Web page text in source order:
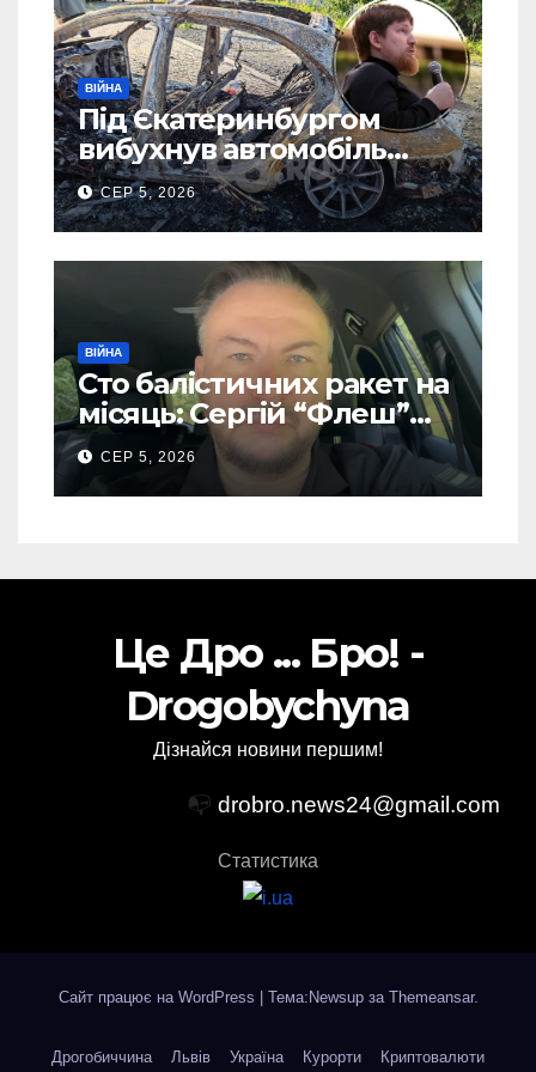
ВІЙНА
Під Єкатеринбургом
вибухнув автомобіль
голови компанії-
виробника дронів “Упир”
– перші подробиці
СЕР 5, 2026
ВІЙНА
Сто балістичних ракет на
місяць: Сергій “Флеш”
закликав українців
готуватися до гіршого
СЕР 5, 2026
Це Дро ... Бро! -
Drogobychyna
Дізнайся новини першим!
📭 drobro.news24@gmail.com
Статистика
Сайт працює на WordPress Тема:Newsup за Themeansar.
Дрогобиччина Львів Україна Курорти Криптовалюти